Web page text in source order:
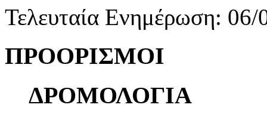
Τελευταία Ενημέρωση:
ΠΡΟΟΡΙΣΜΟΙ
ΔΡΟΜΟΛΟΓΙΑ